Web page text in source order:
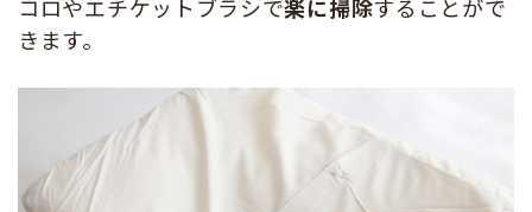
コロやエチケットブラシで楽に掃除することがで
きます。